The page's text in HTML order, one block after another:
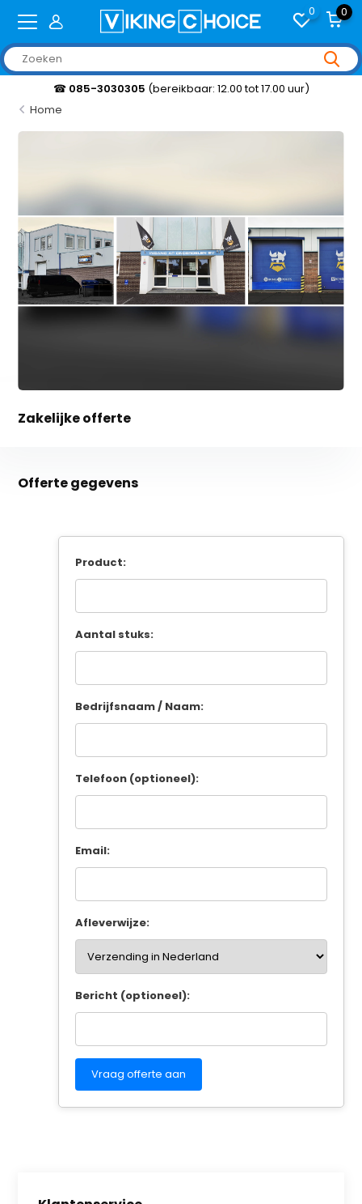
0 0
☎ 085-3030305 (bereikbaar: 12.00 tot 17.00 uur)
Home
Zakelijke offerte
Offerte gegevens
Product:
Aantal stuks:
Bedrijfsnaam / Naam:
Telefoon (optioneel):
Email:
Afleverwijze:
Bericht (optioneel):